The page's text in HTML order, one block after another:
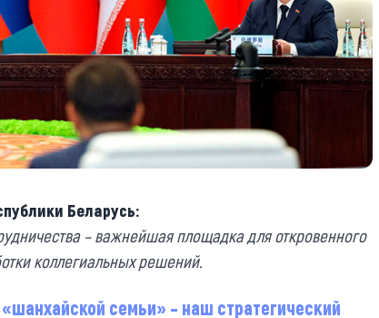
Беларусь:
– важнейшая площадка для откровенного
коллегиальных решений.
семьи» – наш стратегический